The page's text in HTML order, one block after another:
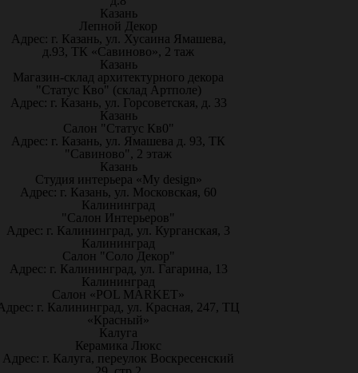
Казань
Лепной Декор
Адрес: г. Казань, ул. Хусаина Ямашева,
д.93, ТК «Савиново», 2 таж
Казань
Магазин-склад архитектурного декора
"Статус Кво" (склад Артполе)
Адрес: г. Казань, ул. Горсоветская, д. 33
Казань
Салон "Статус Кв0"
Адрес: г. Казань, ул. Ямашева д. 93, ТК
"Савиново", 2 этаж
Казань
Студия интерьера «My design»
Адрес: г. Казань, ул. Московская, 60
Калининград
"Салон Интерьеров"
Адрес: г. Калининград, ул. Курганская, 3
Калининград
Салон "Соло Декор"
Адрес: г. Калининград, ул. Гагарина, 13
Калининград
Салон «POL MARKET»
г. Калининград, ул. Красная, 247, ТЦ
«Красный»
Калуга
Керамика Люкс
Адрес: г. Калуга, переулок Воскресенский